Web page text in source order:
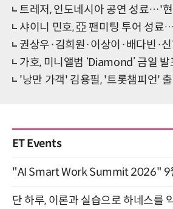
트레저, 인도네시아 공연 성료…'현지
샤이니 민호, 亞 팬미팅 투어 성료…"여러분과
권상우·김희원·이상이·배다빈·신현승, 디즈니+ '한
가호, 미니앨범 ‘Diamond’ 금일 발표…'뮤지
'낭만 가객' 김용필, '트롯챔피언' 출격…
ET Events
"AI Smart Work Summit 2026" 9